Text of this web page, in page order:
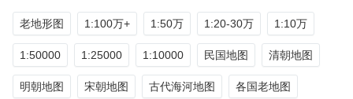
老地形图 1:100万+ 1:50万 1:20-30万 1:10万
1:50000 1:25000 1:10000 民国地图 清朝地图
明朝地图 宋朝地图 古代海河地图 各国老地图